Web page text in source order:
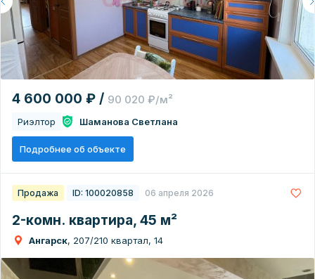
4 600 000 ₽ / 90 020 ₽/м²
Риэлтор Шаманова Светлана
Подробнее об объекте
Продажа ID: 100020858 06 апреля 2026
2-комн. квартира, 45 м²
Ангарск, 207/210 квартал, 14